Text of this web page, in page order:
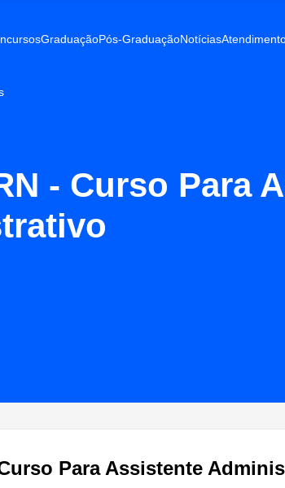
GraduaçãoPós-GraduaçãoNotícias
- Curso Para
Para Assistente